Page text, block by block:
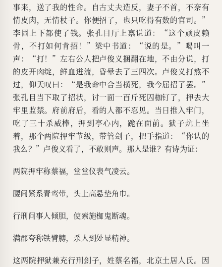
事来，送了我的性命。自古丈夫造反，妻子不首，不奈有
情皮肉，无情杖子。你便招了，也只吃得有数的官司。”
李固上下都使了钱。张孔目厅上禀说道：“这个顽皮赖
骨，不打如何肯招！”梁中书道：“说的是。”喝叫一
声：“打！”左右公人把卢俊义捆翻在地，不由分说，打
的皮开肉绽，鲜血迸流，昏晕去了三四次。卢俊义打熬不
过，仰天叹曰：“是我命中合当横死，我今屈招了罢。”
张孔目当下取了招状，讨一面一百斤死囚枷钉了，押去大
牢里监禁。府前府后，看的人都不忍见。当日推入牢门，
吃了三十杀威棒，押到亭心内，跪在面前。狱子炕上坐
着，那个两院押牢节级，带管刽子，把手指道：“你认的
我么？”卢俊义看了，不敢则声。那人是谁？有诗为证：
两院押牢称蔡福，堂堂仪表气凌云。
腰间紧系青鸾带，头上高悬垫角巾。
行刑问事人倾胆，使索施枷鬼断魂。
满郡夸称铁臂膊，杀人到处显精神。
这两院押狱兼充行刑刽子，姓蔡名福，北京土居人氏。因